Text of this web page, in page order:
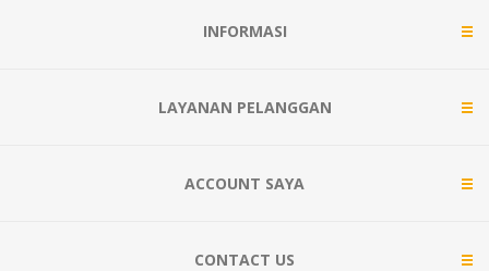
INFORMASI
LAYANAN PELANGGAN
ACCOUNT SAYA
CONTACT US